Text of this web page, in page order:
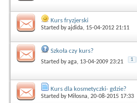
Kurs fryzjerski
Started byajdida, 15-04-2012 21:11
Szkoła czy kurs?
Started byaga, 13-04-2009 23:21 1
Kurs dla kosmetyczki- gdzie?
Started by Miłosna, 20-08-2015 17:33